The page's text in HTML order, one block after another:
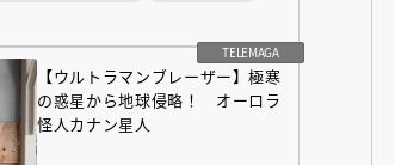
TELEMAGA
【ウルトラマンブレーザー】極寒
の惑星から地球侵略！ オーロラ
怪人カナン星人